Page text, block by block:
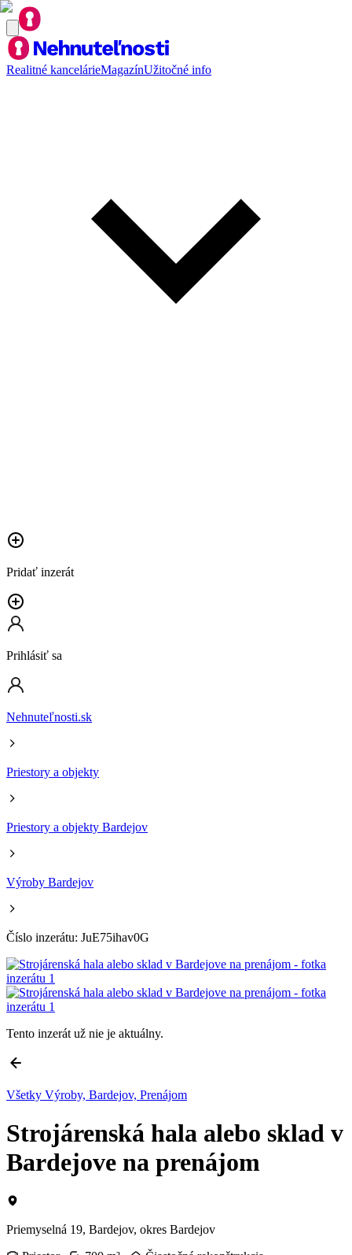
Realitné kancelárieMagazínUžitočné info
Pridať inzerát
Prihlásiť sa
Nehnuteľnosti.sk
Priestory a objekty
Priestory a objekty Bardejov
Výroby Bardejov
Číslo inzerátu: JuE75ihav0G
Tento inzerát už nie je aktuálny.
Všetky Výroby, Bardejov, Prenájom
Strojárenská hala alebo sklad v
Bardejove na prenájom
Priemyselná 19, Bardejov, okres Bardejov